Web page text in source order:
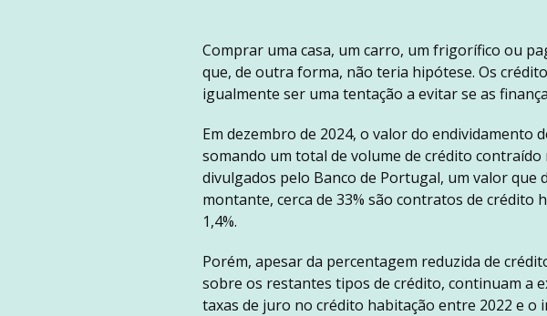
Comprar uma casa, um carro, um frigorífico ou
que, de outra forma, não teria hipótese. Os
igualmente ser uma tentação a evitar se as
Em dezembro de 2024, o valor do endividamento
somando um total de volume de crédito
divulgados pelo Banco de Portugal, um valor que
montante, cerca de 33% são contratos de
1,4%.
Porém, apesar da percentagem reduzida de
sobre os restantes tipos de crédito, continuam a
taxas de juro no crédito habitação entre 2022 e o